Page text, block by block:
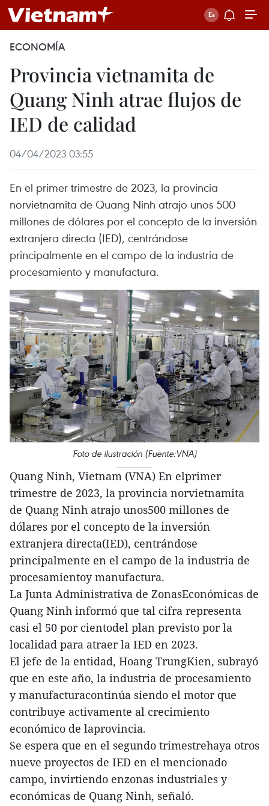
ECONOMÍA
Provincia vietnamita de
Quang Ninh atrae flujos de
IED de calidad
04/04/2023 03:55
En el primer trimestre de 2023, la provincia
norvietnamita de Quang Ninh atrajo unos 500
millones de dólares por el concepto de la inversión
extranjera directa (IED), centrándose
principalmente en el campo de la industria de
procesamiento y manufactura.
Foto de ilustración (Fuente:VNA)
Quang Ninh, Vietnam (VNA) En elprimer
trimestre de 2023, la provincia norvietnamita
de Quang Ninh atrajo unos500 millones de
dólares por el concepto de la inversión
extranjera directa(IED), centrándose
principalmente en el campo de la industria de
procesamientoy manufactura.
La Junta Administrativa de ZonasEconómicas de
Quang Ninh informó que tal cifra representa
casi el 50 por cientodel plan previsto por la
localidad para atraer la IED en 2023.
El jefe de la entidad, Hoang TrungKien, subrayó
que en este año, la industria de procesamiento
y manufacturacontinúa siendo el motor que
contribuye activamente al crecimiento
económico de laprovincia.
Se espera que en el segundo trimestrehaya otros
nueve proyectos de IED en el mencionado
campo, invirtiendo enzonas industriales y
económicas de Quang Ninh, señaló.